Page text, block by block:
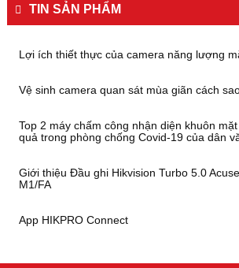
TIN SẢN PHẨM
Lợi ích thiết thực của camera năng lượng
Vệ sinh camera quan sát mùa giãn cách
Top 2 máy chấm công nhận diện khuôn
quả trong phòng chống Covid-19 của dân
Giới thiệu Đầu ghi Hikvision Turbo 5.0
M1/FA
App HIKPRO Connect